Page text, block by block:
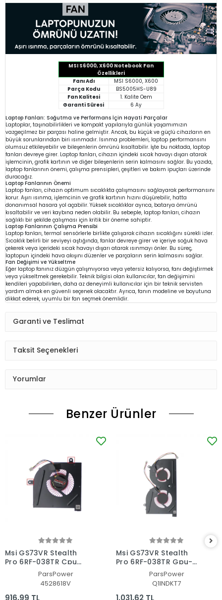
MSI S6000, X600 Notebook Fan
Özellikleri
Fanı Adı
MSI S6000, X600
Parça Kodu
BS5005HS-U89
Fan Kalitesi
1. Kalite Oem
Garanti Süresi
6 Ay
Laptop Fanları: Soğutma ve Performans İçin Hayati Parçalar
Laptoplar, taşınabilirlikleri ve kompakt yapılarıyla günlük yaşamımızın
vazgeçilmez bir parçası haline gelmiştir. Ancak, bu küçük ve güçlü cihazların en
büyük sorunlarından biri ısınmadır. Isınma problemleri, laptop performansını
olumsuz etkileyebilir ve bileşenlerin ömrünü kısaltabilir. İşte bu noktada, laptop
fanları devreye girer. Laptop fanları, cihazın içindeki sıcak havayı dışarı atarak
işlemcinin, grafik kartının ve diğer bileşenlerin serin kalmasını sağlar. Bu yazıda,
laptop fanlarının önemi, çalışma prensipleri, çeşitleri ve bakım ipuçları üzerinde
duracağız.
Laptop Fanlarının Önemi
Laptop fanları, cihazın optimum sıcaklıkta çalışmasını sağlayarak performansını
korur. Aşırı ısınma, işlemcinin ve grafik kartının hızını düşürebilir, hatta
donanımsal hasara yol açabilir. Yüksek sıcaklıklar ayrıca, batarya ömrünü
kısaltabilir ve veri kaybına neden olabilir. Bu sebeple, laptop fanları, cihazın
sağlıklı bir şekilde çalışması için kritik bir öneme sahiptir.
Laptop Fanlarının Çalışma Prensibi
Laptop fanları, termal sensörlerle birlikte çalışarak cihazın sıcaklığını sürekli izler.
Sıcaklık belirli bir seviyeyi aştığında, fanlar devreye girer ve içeriye soğuk hava
çekerek veya içerideki sıcak havayı dışarı atarak ısınmayı önler. Bu süreç,
laptopun içindeki hava akışını düzenler ve parçaların serin kalmasını sağlar.
Fan Değişimi ve Yükseltme
Eğer laptop fanınız düzgün çalışmıyorsa veya yetersiz kalıyorsa, fanı değiştirmek
veya yükseltmek gerekebilir. Teknik bilgisi olan kullanıcılar, fan değişimini
kendileri yapabilirken, daha az deneyimli kullanıcılar için bir teknik servisten
yardım almak en güvenli seçenek olacaktır. Ayrıca, fanın modeline ve boyutuna
dikkat ederek, uyumlu bir fan seçmek önemlidir.
Garanti ve Teslimat
Taksit Seçenekleri
Yorumlar
Benzer Ürünler
Msi GS73VR Stealth
Pro 6RF-038TR Cpu
Fan - İşlemci Fanı
ParsPower
4528618V
916,99 TL
Msi GS73VR Stealth
Pro 6RF-038TR Gpu-
Vga Fan - Ekran Kartı
ParsPower
Q1INDKT7
1.031,62 TL